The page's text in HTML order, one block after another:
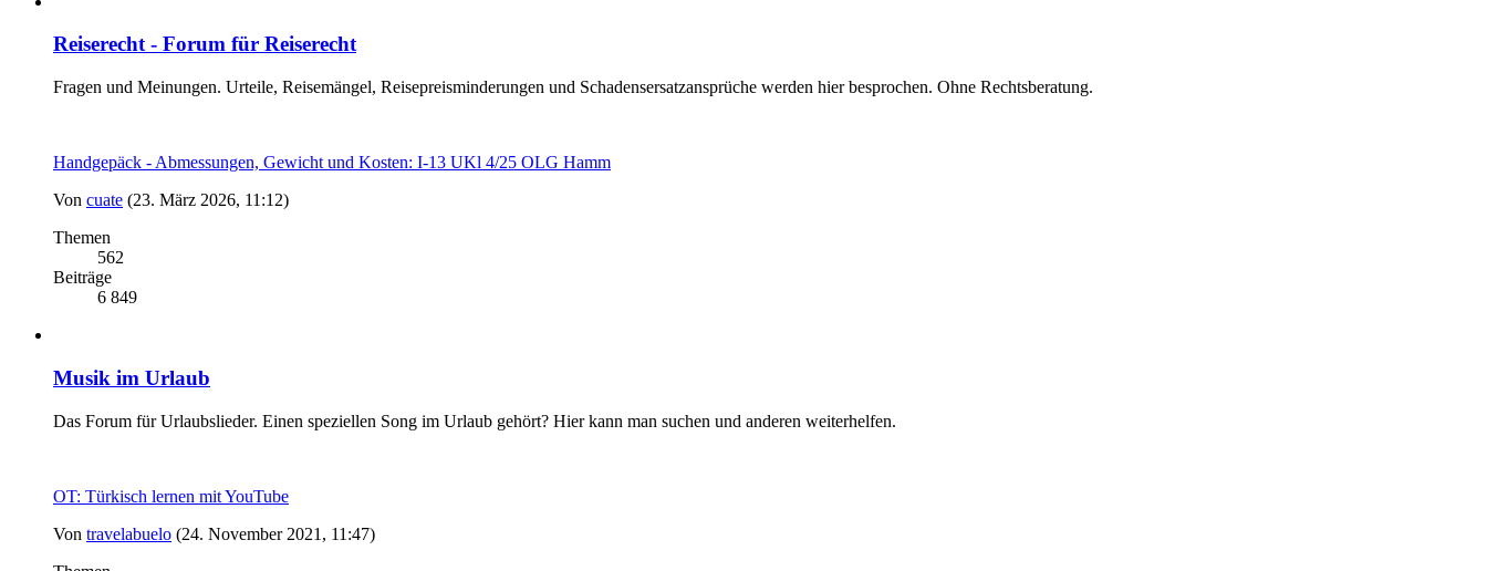
Reiserecht - Forum für Reiserecht
Fragen und Meinungen. Urteile, Reisemängel, Reisepreisminderungen und Schadensersatzansprüche werden hier besprochen. Ohne Rechtsberatung.
Handgepäck - Abmessungen, Gewicht und Kosten: I-13 UKl 4/25 OLG Hamm
Von cuate (23. März 2026, 11:12)
Themen
562
Beiträge
6 849
Musik im Urlaub
Das Forum für Urlaubslieder. Einen speziellen Song im Urlaub gehört? Hier kann man suchen und anderen weiterhelfen.
OT: Türkisch lernen mit YouTube
Von travelabuelo (24. November 2021, 11:47)